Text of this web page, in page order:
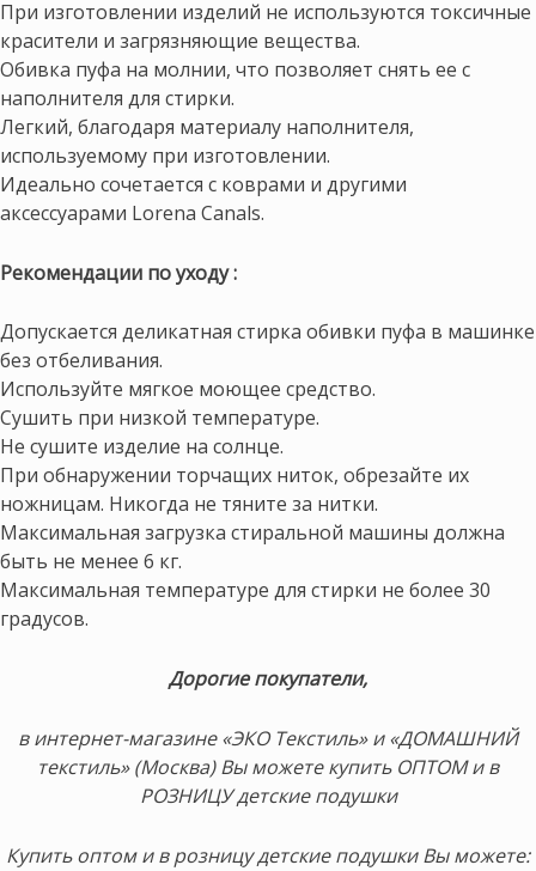
При изготовлении изделий не используются токсичные
красители и загрязняющие вещества.
Обивка пуфа на молнии, что позволяет снять ее с
наполнителя для стирки.
Легкий, благодаря материалу наполнителя,
используемому при изготовлении.
Идеально сочетается с коврами и другими
аксессуарами Lorena Canals.
Рекомендации по уходу :
Допускается деликатная стирка обивки пуфа в машинке
без отбеливания.
Используйте мягкое моющее средство.
Сушить при низкой температуре.
Не сушите изделие на солнце.
При обнаружении торчащих ниток, обрезайте их
ножницам. Никогда не тяните за нитки.
Максимальная загрузка стиральной машины должна
быть не менее 6 кг.
Максимальная температуре для стирки не более 30
градусов.
Дорогие покупатели,
в интернет-магазине «ЭКО Текстиль» и «ДОМАШНИЙ
текстиль» (Москва) Вы можете купить ОПТОМ и в
РОЗНИЦУ детские подушки
Купить оптом и в розницу детские подушки Вы можете: